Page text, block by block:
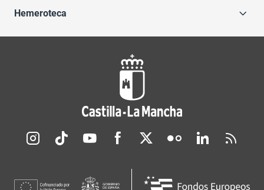
Hemeroteca
Redes sociales JCCM